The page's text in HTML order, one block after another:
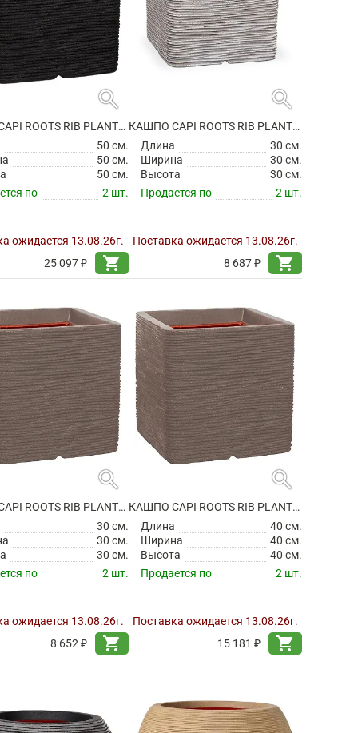
search
КАШПО CAPI ROOTS RIB PLANTER SQUARE BLACK
50 см.
50 см.
50 см.
по
2 шт.
ожидается 13.08.26г.
25 097 ₽
shopping_cart
search
КАШПО CAPI ROOTS RIB PLANTER SQUARE IVORY
Длина
30 см.
Ширина
30 см.
Высота
30 см.
Продается по
2 шт.
Поставка ожидается 13.08.26г.
8 687 ₽
shopping_cart
search
КАШПО CAPI ROOTS RIB PLANTER SQUARE WARM TAUPE
30 см.
30 см.
30 см.
по
2 шт.
ожидается 13.08.26г.
8 652 ₽
shopping_cart
search
КАШПО CAPI ROOTS RIB PLANTER SQUARE WARM TAUPE
Длина
40 см.
Ширина
40 см.
Высота
40 см.
Продается по
2 шт.
Поставка ожидается 13.08.26г.
15 181 ₽
shopping_cart